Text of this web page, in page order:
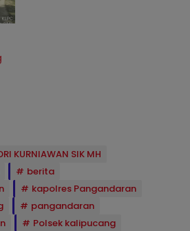
KURNIAWAN SIK MH
berita
kapolres Pangandaran
pangandaran
Polsek kalipucang